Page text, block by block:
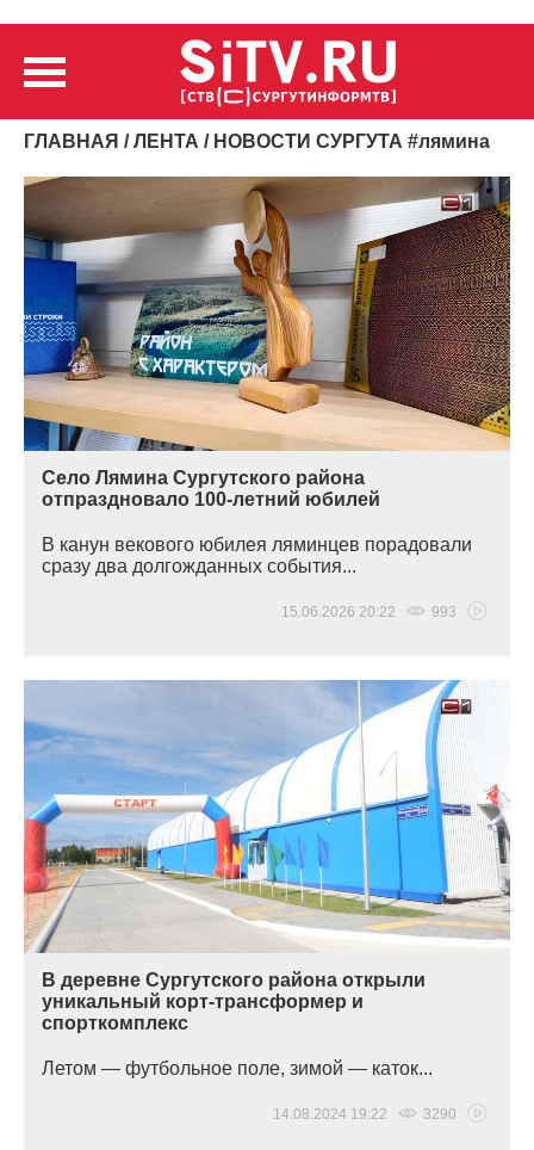
ГЛАВНАЯ /ЛЕНТА / НОВОСТИ СУРГУТА #лямина
Село Лямина Сургутского района
отпраздновало 100-летний юбилей
В канун векового юбилея ляминцев порадовали
сразу два долгожданных события...
15.06.2026 20:22 993
В деревне Сургутского района открыли
уникальный корт-трансформер и
спорткомплекс
Летом — футбольное поле, зимой — каток...
14.08.2024 19:22 3290